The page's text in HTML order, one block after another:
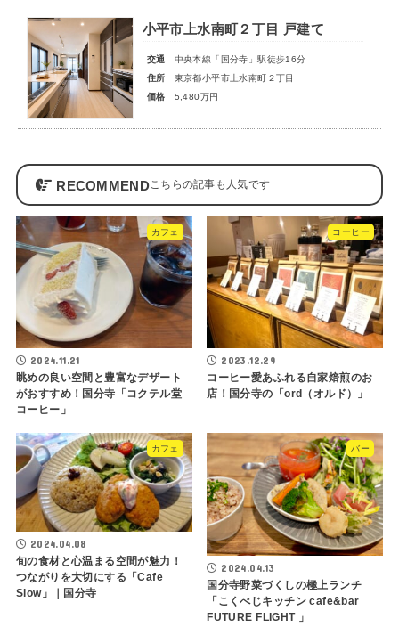
小平市上水南町２丁目 戸建て
交通
中央本線「国分寺」駅徒歩16分
住所
東京都小平市上水南町２丁目
価格
5,480万円
RECOMMEND
カフェ
2024.11.21
眺めの良い空間と豊富なデザート
がおすすめ！国分寺「コクテル堂
コーヒー」
コーヒー
2023.12.29
コーヒー愛あふれる自家焙煎のお
店！国分寺の「ord（オルド）」
カフェ
2024.04.08
旬の食材と心温まる空間が魅力！
つながりを大切にする「Cafe
Slow」｜国分寺
バー
2024.04.13
国分寺野菜づくしの極上ランチ
「こくべじキッチン cafe&bar
FUTURE FLIGHT 」